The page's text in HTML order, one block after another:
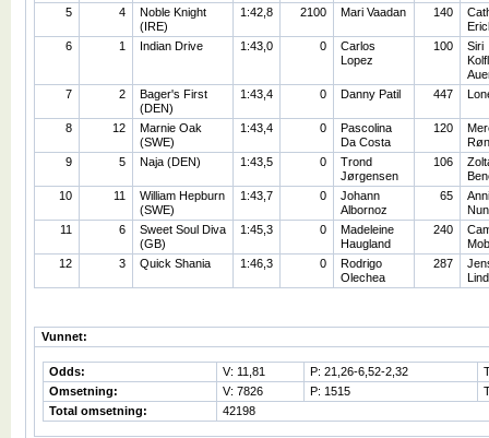
5
4
Noble Knight
(IRE)
1:42,8 2100 Mari Vaadan 140
6
1 Indian Drive 1:43,0 0
Carlos
Lopez
100
Siri
7
2
Bager's First
(DEN)
1:43,4 0 Danny Patil 447
8 12
Marnie Oak
(SWE)
1:43,4 0
Pascolina
Da Costa
120
9
5 Naja (DEN) 1:43,5 0
Trond
Jørgensen
106
10
11
William Hepburn
(SWE)
1:43,7 0
Johann
Albornoz
65
11
6
Sweet Soul Diva
(GB)
1:45,3 0
Madeleine
Haugland
240
12
3 Quick Shania 1:46,3 0
Rodrigo
Olechea
287
Vunnet:
Odds: V: 11,81 P: 21,26-6,52-2,32
Omsetning:
V: 7826 P: 1515
Total omsetning:
42198